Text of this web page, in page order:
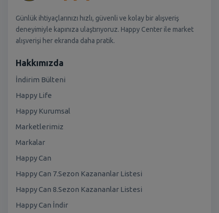
Günlük ihtiyaçlarınızı hızlı, güvenli ve kolay bir alışveriş
deneyimiyle kapınıza ulaştırıyoruz. Happy Center ile market
alışverişi her ekranda daha pratik.
Hakkımızda
İndirim Bülteni
Happy Life
Happy Kurumsal
Marketlerimiz
Markalar
Happy Can
Happy Can 7.Sezon Kazananlar Listesi
Happy Can 8.Sezon Kazananlar Listesi
Happy Can İndir